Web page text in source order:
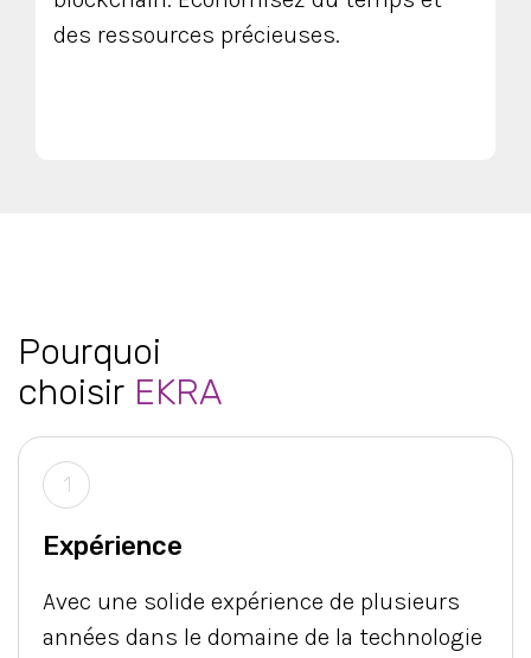
des ressources précieuses.
Pourquoi
choisir EKRA
1
Expérience
Avec une solide expérience de plusieurs
années dans le domaine de la technologie